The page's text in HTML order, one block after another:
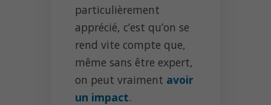
particulièrement
apprécié, c’est qu’on se
rend vite compte que,
même sans être expert,
on peut vraiment avoir
un impact.